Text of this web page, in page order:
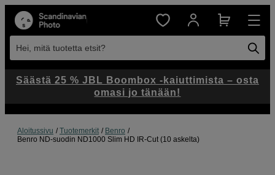
Hei, mitä tuotetta etsit?
Aloitussivu Tuotemerkit
Benro
Benro ND-suodin ND1000 Slim HD IR-Cut (10 askelta)
Säästä 25 % JBL Boombox -kaiuttimista – osta
omasi jo tänään!